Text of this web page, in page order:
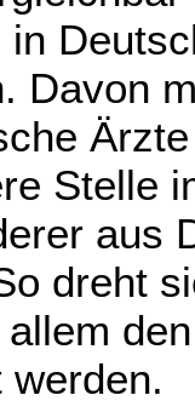
Davon
Stelle
aus
dreht